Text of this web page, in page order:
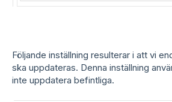
Följande inställning resulterar i att vi
ska uppdateras. Denna inställning
inte uppdatera befintliga.